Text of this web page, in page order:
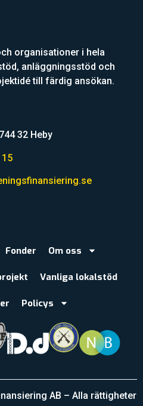
organisationer i hela
anläggningsstöd och
till färdig ansökan.
32 Heby
15
Fonder Om oss
Vanliga lokalstöd
Policys
AB – Alla rättigheter